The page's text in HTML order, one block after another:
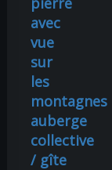
avec
vue
sur
les
montagnes
auberge
collective
/ gîte